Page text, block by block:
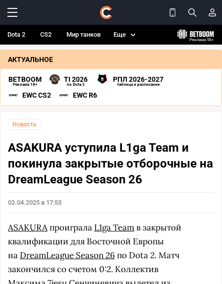
Dota 2 CS2 Мир танков Еще
АКТУАЛЬНОЕ
BETBOOM
Реклама 18+
TI 2026
по Dota 2
РПЛ 2026-2027
таблица и расписание
EWC CS2 EWC R6
Новость
ASAKURA уступила L1ga Team и
покинула закрытые отборочные на
DreamLeague Season 26
02.04.2025 в 17:53
ASAKURAпроиграла L1ga Teamв закрытой
квалификации для Восточной Европы
на DreamLeague Season 26 по Dota 2. Матч
закончился со счетом 0:2. Коллектив